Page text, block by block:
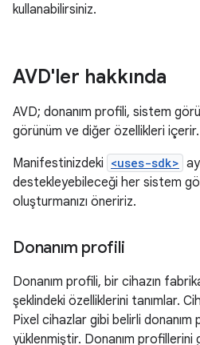
kullanabilirsiniz.
AVD'ler hakkında
AVD; donanım profili, sistem
görünüm ve diğer özellikleri içerir.
Manifestinizdeki <uses-sdk>
destekleyebileceği her sistem
oluşturmanızı öneririz.
Donanım profili
Donanım profili, bir cihazın
şeklindeki özelliklerini tanımlar.
Pixel cihazlar gibi belirli
yüklenmiştir. Donanım profillerini